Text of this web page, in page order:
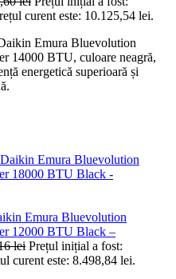
curent este: 10.125,54 lei.
Emura Bluevolution
14000 BTU, culoare neagră,
energetică superioară și
Emura Bluevolution
12000 BTU Black –
lei Prețul inițial a fost:
curent este: 8.498,84 lei.